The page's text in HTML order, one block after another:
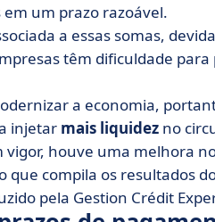
um prazo razoável.
a essas somas,
têm dificuldade
a economia,
injetar mais liquidez no
houve uma melhora
que compila os resultados
pela Gestion Crédit